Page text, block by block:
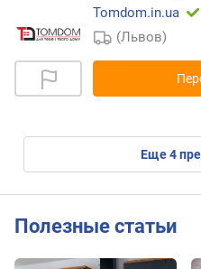
Tomdom.in.ua
(Львов)
eще4
Полезные статьи